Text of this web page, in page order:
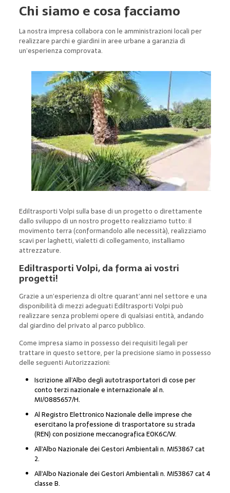
Chi siamo e cosa facciamo
La nostra impresa collabora con le amministrazioni locali per
realizzare parchi e giardini in aree urbane a garanzia di
un’esperienza comprovata.
Ediltrasporti Volpi sulla base di un progetto o direttamente
dallo sviluppo di un nostro progetto realizziamo tutto: il
movimento terra (conformandolo alle necessità), realizziamo
scavi per laghetti, vialetti di collegamento, installiamo
attrezzature.
Ediltrasporti Volpi, da forma ai vostri
progetti!
Grazie a un’esperienza di oltre quarant’anni nel settore e una
disponibilità di mezzi adeguati Ediltrasporti Volpi può
realizzare senza problemi opere di qualsiasi entità, andando
dal giardino del privato al parco pubblico.
Come impresa siamo in possesso dei requisiti legali per
trattare in questo settore, per la precisione siamo in possesso
delle seguenti Autorizzazioni:
Iscrizione all’Albo degli autotrasportatori di cose per
conto terzi nazionale e internazionale al n.
MI/0885657/H.
Al Registro Elettronico Nazionale delle imprese che
esercitano la professione di trasportatore su strada
(REN) con posizione meccanografica E0K6C/W.
All’Albo Nazionale dei Gestori Ambientali n. MI53867 cat
2.
All’Albo Nazionale dei Gestori Ambientali n. MI53867 cat 4
classe B.